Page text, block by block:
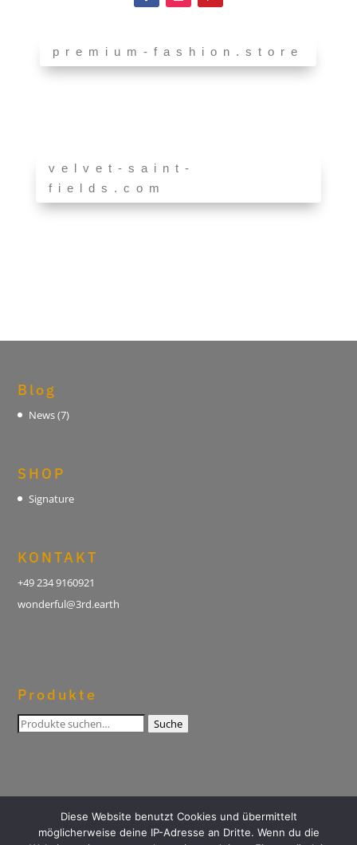
premium-fashion.store
velvet-saint-
fields.com
Blog
News(7)
SHOP
Signature
KONTAKT
+49 234 9160921
wonderful@3rd.earth
Produkte
Suche
nach: Suche
3RD Impressum Datenschutz
AGB
Diese Website benutzt Cookies und übermittelt
möglicherweise deine IP-Adresse an Dritte. Wenn du die